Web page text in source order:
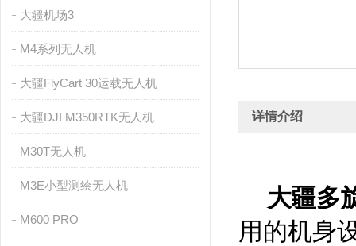
大疆机场3
M4系列无人机
大疆FlyCart 30运载无人机
大疆DJI M350RTK无人机
M30T无人机
M3E小型测绘无人机
M600 PRO
详情介绍
大疆多
用的机身